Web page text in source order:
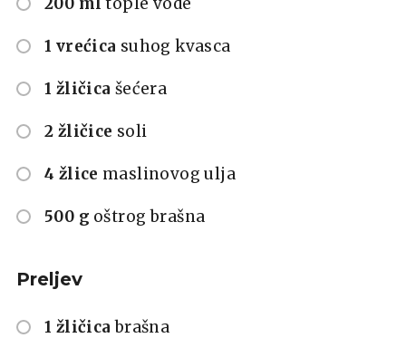
1 vrećica suhog kvasca
1 žličica šećera
2 žličice soli
4 žlice maslinovog ulja
500 g oštrog brašna
Preljev
1 žličica brašna